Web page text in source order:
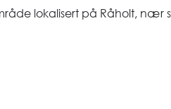
lokalisert på Råholt, nær